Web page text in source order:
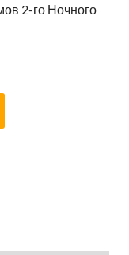
2-го Ночного